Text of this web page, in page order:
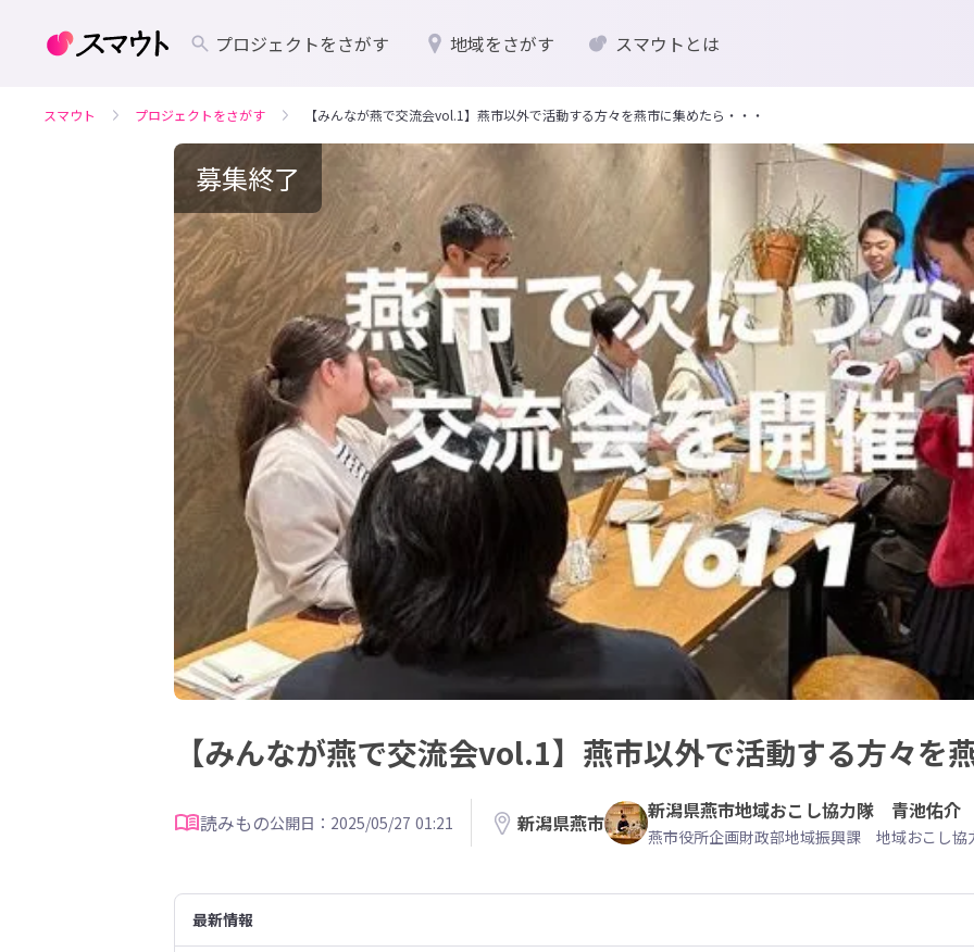
プロジェクトをさがす 地域をさがす スマウトとは
スマウト プロジェクトをさがす 【みんなが燕で交流会vol.1】燕市以外で活動する方々を燕市に集めたら・・・
募集終了
【みんなが燕で交流会vol.1】燕市以外で活動する方々を
読みもの公開日：2025/05/27 01:21 新潟県燕市 新潟県燕市地域おこし協力隊 青池佑介
燕市役所企画財政部地域振興課 地域おこし協
最新情報